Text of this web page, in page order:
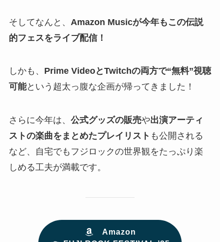
そしてなんと、 Amazon Musicが今年もこの伝説
的フェスをライブ配信！
しかも、 Prime VideoとTwitchの両方で“無料”視聴
可能という超太っ腹な企画が帰ってきました！
さらに今年は、 公式グッズの販売や出演アーティ
ストの楽曲をまとめたプレイリスト も公開される
など、自宅でもフジロックの世界観をたっぷり楽
しめる工夫が満載です。
Amazon